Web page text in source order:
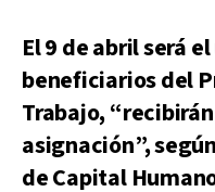
El 9 de abril será
beneficiarios del
Trabajo,
asignación”,
de Capital